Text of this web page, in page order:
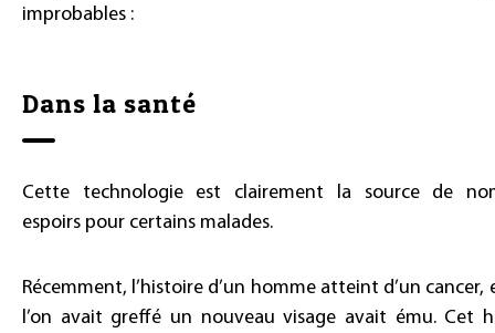
improbables :
Dans la santé
Cette technologie est clairement la source de
espoirs pour certains malades.
Récemment, l’histoire d’un homme atteint d’un cancer,
l’on avait greffé un nouveau visage avait ému. Cet